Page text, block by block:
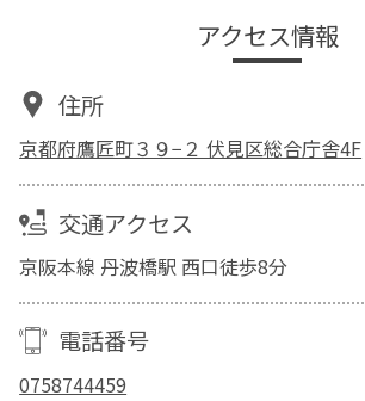
アクセス情報
住所
京都府鷹匠町３９−２ 伏見区総合庁舎4F
交通アクセス
京阪本線 丹波橋駅 西口徒歩8分
電話番号
0758744459